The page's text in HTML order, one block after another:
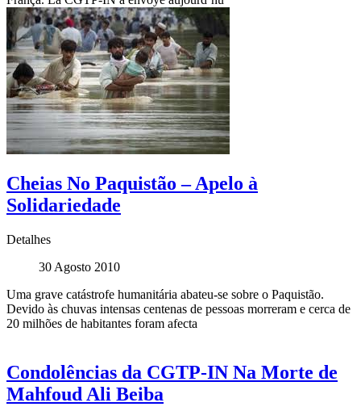
Cheias No Paquistão – Apelo à
Solidariedade
Detalhes
30 Agosto 2010
Uma grave catástrofe humanitária abateu-se sobre o Paquistão.
Devido às chuvas intensas centenas de pessoas morreram e cerca de
20 milhões de habitantes foram afecta
Condolências da CGTP-IN Na Morte de
Mahfoud Ali Beiba